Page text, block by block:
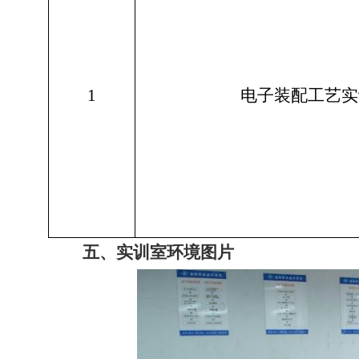
1 电子装配工艺
五、实训室环境图片